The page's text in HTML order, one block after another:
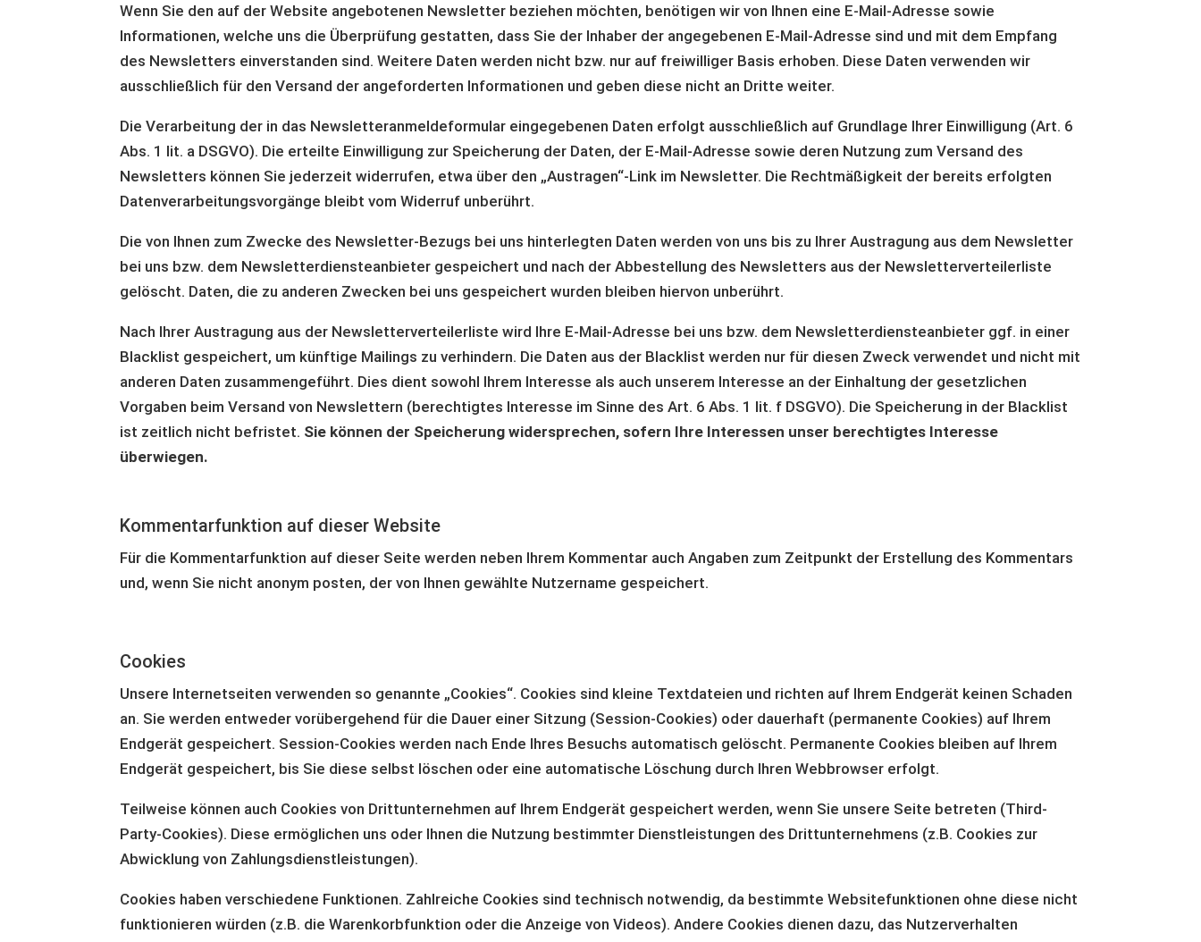
Wenn Sie den auf der Website angebotenen Newsletter beziehen möchten, benötigen wir von Ihnen eine E-Mail-Adresse sowie
Informationen, welche uns die Überprüfung gestatten, dass Sie der Inhaber der angegebenen E-Mail-Adresse sind und mit dem Empfang
des Newsletters einverstanden sind. Weitere Daten werden nicht bzw. nur auf freiwilliger Basis erhoben. Diese Daten verwenden wir
ausschließlich für den Versand der angeforderten Informationen und geben diese nicht an Dritte weiter.
Die Verarbeitung der in das Newsletteranmeldeformular eingegebenen Daten erfolgt ausschließlich auf Grundlage Ihrer Einwilligung (Art. 6
Abs. 1 lit. a DSGVO). Die erteilte Einwilligung zur Speicherung der Daten, der E-Mail-Adresse sowie deren Nutzung zum Versand des
Newsletters können Sie jederzeit widerrufen, etwa über den „Austragen“-Link im Newsletter. Die Rechtmäßigkeit der bereits erfolgten
Datenverarbeitungsvorgänge bleibt vom Widerruf unberührt.
Die von Ihnen zum Zwecke des Newsletter-Bezugs bei uns hinterlegten Daten werden von uns bis zu Ihrer Austragung aus dem Newsletter
bei uns bzw. dem Newsletterdiensteanbieter gespeichert und nach der Abbestellung des Newsletters aus der Newsletterverteilerliste
gelöscht. Daten, die zu anderen Zwecken bei uns gespeichert wurden bleiben hiervon unberührt.
Nach Ihrer Austragung aus der Newsletterverteilerliste wird Ihre E-Mail-Adresse bei uns bzw. dem Newsletterdiensteanbieter ggf. in einer
Blacklist gespeichert, um künftige Mailings zu verhindern. Die Daten aus der Blacklist werden nur für diesen Zweck verwendet und nicht mit
anderen Daten zusammengeführt. Dies dient sowohl Ihrem Interesse als auch unserem Interesse an der Einhaltung der gesetzlichen
Vorgaben beim Versand von Newslettern (berechtigtes Interesse im Sinne des Art. 6 Abs. 1 lit. f DSGVO). Die Speicherung in der Blacklist
ist zeitlich nicht befristet. Sie können der Speicherung widersprechen, sofern Ihre Interessen unser berechtigtes Interesse
überwiegen.
Kommentarfunktion auf dieser Website
Für die Kommentarfunktion auf dieser Seite werden neben Ihrem Kommentar auch Angaben zum Zeitpunkt der Erstellung des Kommentars
und, wenn Sie nicht anonym posten, der von Ihnen gewählte Nutzername gespeichert.
Cookies
Unsere Internetseiten verwenden so genannte „Cookies“. Cookies sind kleine Textdateien und richten auf Ihrem Endgerät keinen Schaden
an. Sie werden entweder vorübergehend für die Dauer einer Sitzung (Session-Cookies) oder dauerhaft (permanente Cookies) auf Ihrem
Endgerät gespeichert. Session-Cookies werden nach Ende Ihres Besuchs automatisch gelöscht. Permanente Cookies bleiben auf Ihrem
Endgerät gespeichert, bis Sie diese selbst löschen oder eine automatische Löschung durch Ihren Webbrowser erfolgt.
Teilweise können auch Cookies von Drittunternehmen auf Ihrem Endgerät gespeichert werden, wenn Sie unsere Seite betreten (Third-
Party-Cookies). Diese ermöglichen uns oder Ihnen die Nutzung bestimmter Dienstleistungen des Drittunternehmens (z.B. Cookies zur
Abwicklung von Zahlungsdienstleistungen).
Cookies haben verschiedene Funktionen. Zahlreiche Cookies sind technisch notwendig, da bestimmte Websitefunktionen ohne diese nicht
funktionieren würden (z.B. die Warenkorbfunktion oder die Anzeige von Videos). Andere Cookies dienen dazu, das Nutzerverhalten